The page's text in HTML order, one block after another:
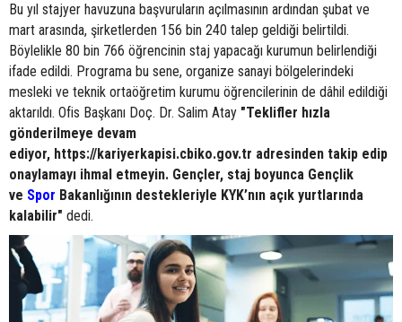
Bu yıl stajyer havuzuna başvuruların açılmasının ardından şubat ve
mart arasında, şirketlerden 156 bin 240 talep geldiği belirtildi.
Böylelikle 80 bin 766 öğrencinin staj yapacağı kurumun belirlendiği
ifade edildi. Programa bu sene, organize sanayi bölgelerindeki
mesleki ve teknik ortaöğretim kurumu öğrencilerinin de dâhil edildiği
aktarıldı. Ofis Başkanı Doç. Dr. Salim Atay "Teklifler hızla
gönderilmeye devam
ediyor, https://kariyerkapisi.cbiko.gov.tr adresinden takip edip
onaylamayı ihmal etmeyin. Gençler, staj boyunca Gençlik
ve Spor Bakanlığının destekleriyle KYK’nın açık yurtlarında
kalabilir" dedi.